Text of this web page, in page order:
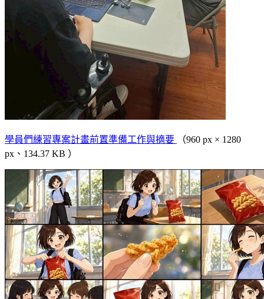
學員們練習專案計畫前置準備工作與摘要
（960 px × 1280
px、134.37 KB ）